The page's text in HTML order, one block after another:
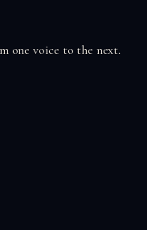
one voice to the next.